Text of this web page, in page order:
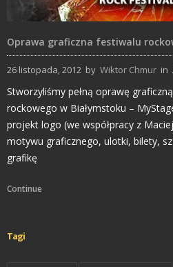
Oprawa graficzna festiwalu
26 listopada, 2012 by Wiktor Chmur in
Stworzyliśmy pełną oprawę
rockowego w Białymstoku –
projekt logo (we współpracy z
motywu graficznego, ulotki, bilety,
grafikę
Continue
Tagi